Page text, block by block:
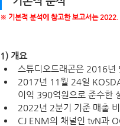
※ 기본적 분석에 참고한 보고서는
1) 개요
스튜디오드래곤은 2016년
2017년 11월 24일
이익 390억원으로 준수한
2022년 2분기 기준 매출
CJ ENM의 채널인 tvN과